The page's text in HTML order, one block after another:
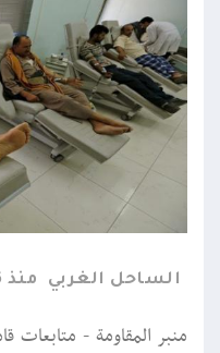
الساحل الغربي منذ 6 سنوات
منبر المقاومة - متابعات